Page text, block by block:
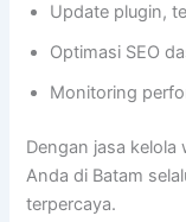
Update plugin,
Optimasi SEO
Monitoring
Dengan jasa kelola
Anda di Batam
terpercaya.